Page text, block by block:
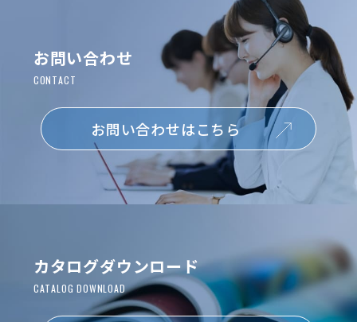
お問い合わせ
お問い合わせはこちら
カタログダウンロード